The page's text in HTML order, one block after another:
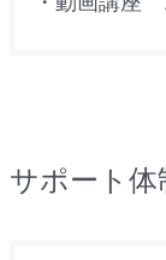
サポート体